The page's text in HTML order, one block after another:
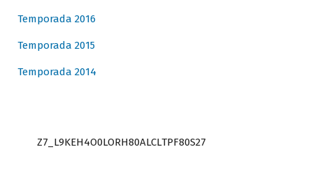
Temporada 2016
Temporada 2015
Temporada 2014
Z7_L9KEH4O0LORH80ALCLTPF80S27